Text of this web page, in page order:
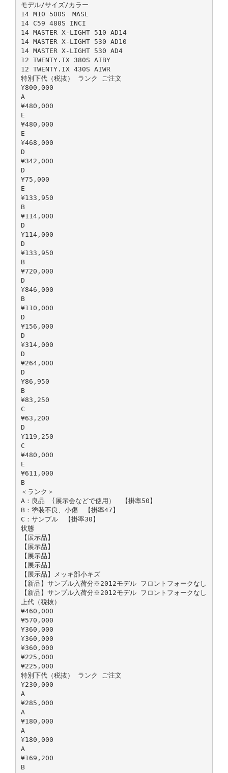
モデル/サイズ/カラー
14 M10 500S MASL
14 C59 480S INCI
14 MASTER X-LIGHT 510 AD14
14 MASTER X-LIGHT 530 AD10
14 MASTER X-LIGHT 530 AD4
12 TWENTY.IX 380S AIBY
12 TWENTY.IX 430S AIWR
特別下代（税抜） ランク ご注文
¥800,000
A
¥480,000
E
¥480,000
E
¥468,000
D
¥342,000
D
¥75,000
E
¥133,950
B
¥114,000
D
¥114,000
D
¥133,950
B
¥720,000
D
¥846,000
B
¥110,000
D
¥156,000
D
¥314,000
D
¥264,000
D
¥86,950
B
¥83,250
C
¥63,200
D
¥119,250
C
¥480,000
E
¥611,000
B
＜ランク＞
A：良品 (展示会などで使用） 【掛率50】
B：塗装不良、小傷 【掛率47】
C：サンプル 【掛率30】
状態
【展示品】
【展示品】
【展示品】
【展示品】
【展示品】メッキ部小キズ
【新品】サンプル入荷分※2012モデル フロントフォークなし
【新品】サンプル入荷分※2012モデル フロントフォークなし
上代（税抜）
¥460,000
¥570,000
¥360,000
¥360,000
¥360,000
¥225,000
¥225,000
特別下代（税抜） ランク ご注文
¥230,000
A
¥285,000
A
¥180,000
A
¥180,000
A
¥169,200
B